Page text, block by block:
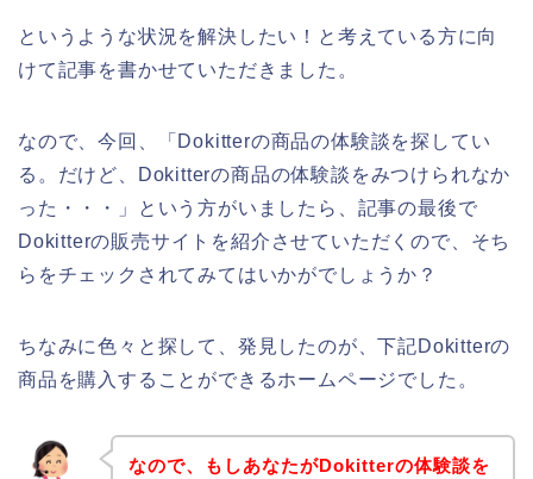
というような状況を解決したい！と考えている方に向
けて記事を書かせていただきました。
なので、今回、「Dokitterの商品の体験談を探してい
る。だけど、Dokitterの商品の体験談をみつけられなか
った・・・」という方がいましたら、記事の最後で
Dokitterの販売サイトを紹介させていただくので、そち
らをチェックされてみてはいかがでしょうか？
ちなみに色々と探して、発見したのが、下記Dokitterの
商品を購入することができるホームページでした。
なので、もしあなたがDokitterの体験談を